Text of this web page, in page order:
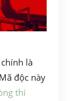
là
độc này
thí